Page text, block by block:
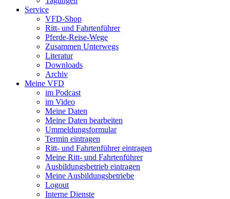
Service
VFD-Shop
Ritt- und Fahrtenführer
Pferde-Reise-Wege
Zusammen Unterwegs
Literatur
Downloads
Archiv
Meine VFD
im Podcast
im Video
Meine Daten
Meine Daten bearbeiten
Ummeldungsformular
Termin eintragen
Ritt- und Fahrtenführer eintragen
Meine Ritt- und Fahrtenführer
Ausbildungsbetrieb eintragen
Meine Ausbildungsbetriebe
Logout
Interne Dienste